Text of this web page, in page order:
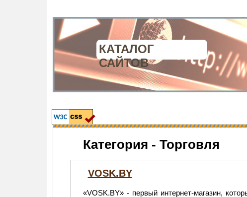
КАТАЛОГ
САЙТОВ
Категория - Торговля
VOSK.BY
«VOSK.BY» - первый интернет-магазин,